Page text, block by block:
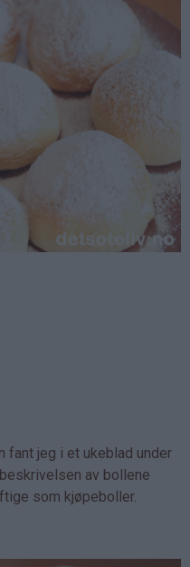
fant jeg i et ukeblad under
av bollene
som kjøpeboller.